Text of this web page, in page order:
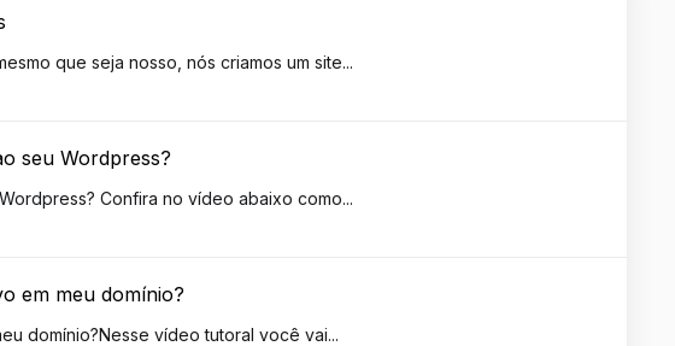
que seja nosso, nós criamos um site...
seu Wordpress?
Confira no vídeo abaixo como...
em meu domínio?
domínio?Nesse vídeo tutoral você vai...